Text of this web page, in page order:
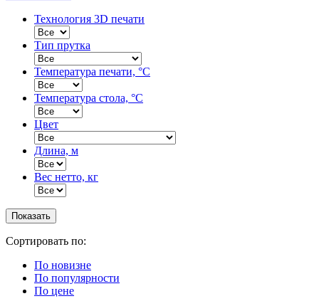
Технология 3D печати
Тип прутка
Температура печати, °C
Температура стола, °C
Цвет
Длина, м
Вес нетто, кг
Сортировать по:
По новизне
По популярности
По цене